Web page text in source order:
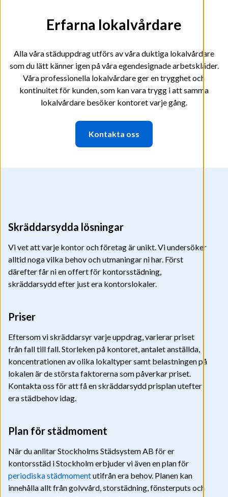
Erfarna lokalvårdare
Alla våra städuppdrag utförs av våra duktiga lokalvårdare
som du lätt känner igen på våra egendesignade arbetskläder.
Våra professionella lokalvårdare ger en trygghet och
kontinuitet för kunden, som kan vara trygg i att samma
lokalvårdare besöker kontoret varje gång.
Kontakta oss
Skräddarsydda lösningar
Vi vet att varje kontor och företag är unikt. Vi undersöker
alltid noga vilka behov och utmaningar ni har. Först
därefter får ni en offert för kontorsstädning,
skräddarsydd efter just era kontorslokaler.
Priser
Eftersom vi skräddarsyr varje uppdrag, varierar priset
från fall till fall. Storleken på kontoret, antalet anställda,
koncentrationen av olika lokaltyper samt belastningen på
lokalen är de största faktorerna som påverkar priset.
Kontakta oss för att få en skräddarsydd prisplan utefter
era städbehov idag.
Plan för städmoment
När du anlitar Stockholms Städsystem AB för er
kontorsstäd i Stockholm erbjuder vi även en plan för
periodiska städmomentutifrån era behov. Planen kan
innehålla allt från golvvård, storstädning, fönsterputs och